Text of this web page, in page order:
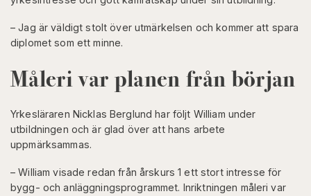
– Jag är väldigt stolt över utmärkelsen och kommer att spara
diplomet som ett minne.
Måleri var planen från början
Yrkesläraren Nicklas Berglund har följt William under
utbildningen och är glad över att hans arbete
uppmärksammas.
– William visade redan från årskurs 1 ett stort intresse för
bygg- och anläggningsprogrammet. Inriktningen måleri var